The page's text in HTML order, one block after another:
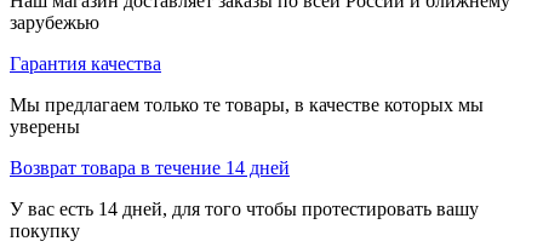
зарубежью
Гарантия качества
Мы предлагаем только те товары, в качестве которых мы
уверены
Возврат товара в течение 14 дней
У вас есть 14 дней, для того чтобы протестировать вашу
покупку